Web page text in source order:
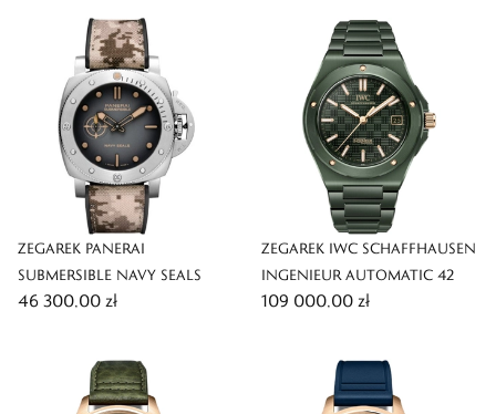
ZEGAREK PANERAI
SUBMERSIBLE NAVY SEALS
46 300,00 zł
ZEGAREK IWC SCHAFFHAUSEN
INGENIEUR AUTOMATIC 42
109 000,00 zł